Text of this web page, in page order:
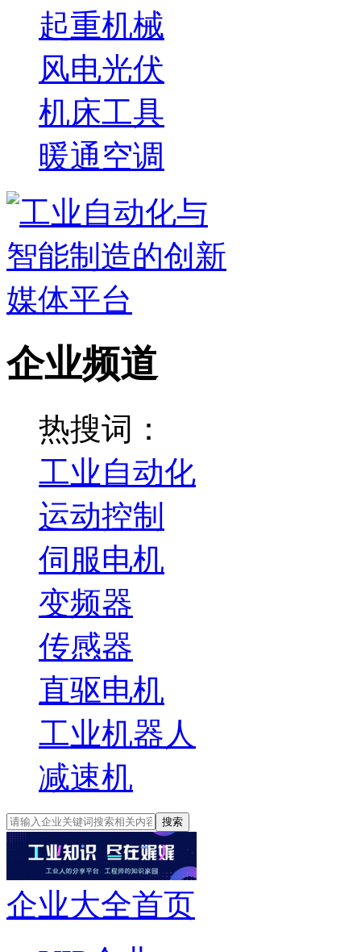
起重机械
风电光伏
机床工具
暖通空调
企业频道
热搜词：
工业自动化
运动控制
伺服电机
变频器
传感器
直驱电机
工业机器人
减速机
搜索
企业大全首页